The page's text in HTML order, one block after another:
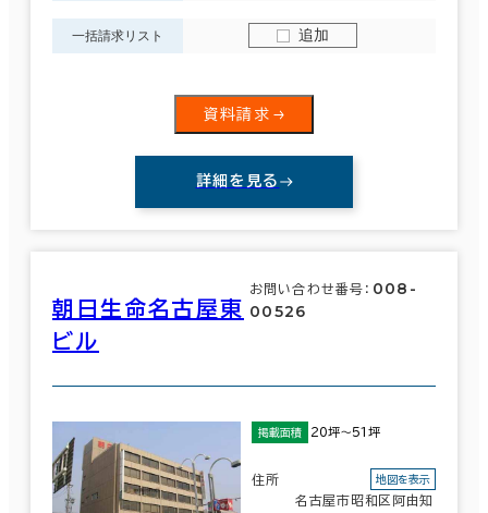
一括請求リスト 追加
資料請求
詳細を見る
朝日生命名古屋東
ビル
お問い合わせ番号： 008-
00526
掲載面積 20坪～51坪
住所
名古屋市昭和区阿由知
地図を表示
エリアを追加・変更する
名古屋市
中村区 (198)
賃料選択（共益費含）
～
5分以内
10分以内